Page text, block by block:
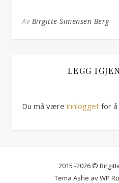
Av Birgitte Simensen Berg
LEGG
Du må være innlogget for å
2015 -2026 ©
Tema Ashe avWP